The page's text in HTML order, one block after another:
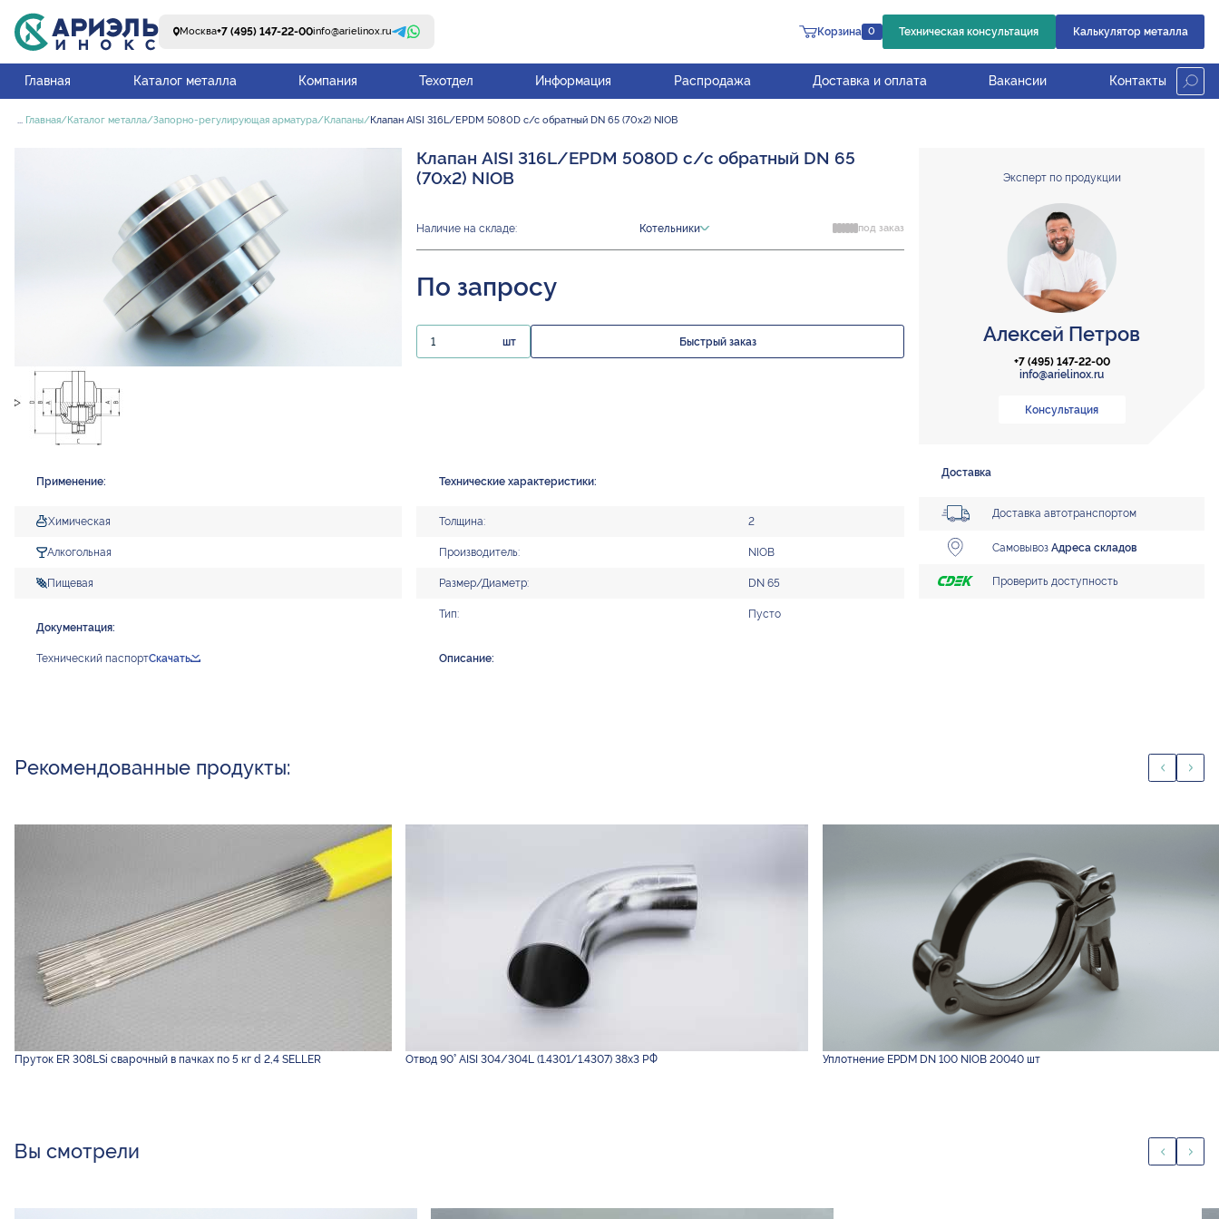
Москва+7 (495) 147-22-00info@arielinox.ru Корзина 0 Техническая консультация Калькулятор металла
Главная Каталог металла Компания Техотдел Информация Распродажа Доставка и оплата Вакансии Контакты
... Главная Каталог металла Запорно-регулирующая арматура Клапаны Клапан AISI 316L/EPDM 5080D с/с обратный DN 65 (70х2) NIOB
Клапан AISI 316L/EPDM 5080D с/с обратный DN 65
(70х2) NIOB
Наличие на складе: Котельники под заказ
По запросу
шт Быстрый заказ
Применение:
Химическая
Алкогольная
Пищевая
Документация:
Технический паспортСкачать
Технические характеристики:
Толщина: 2
Производитель: NIOB
Размер/Диаметр: DN 65
Тип: Пусто
Описание:
Эксперт по продукции
Алексей Петров
+7 (495) 147-22-00
info@arielinox.ru
Консультация
Доставка
Доставка автотранспортом
СамовывозАдреса складов
Проверить доступность
Рекомендованные продукты:
Пруток ER 308LSi сварочный в пачках по 5 кг d 2,4 SELLER Отвод 90° AISI 304/304L (1.4301/1.4307) 38х3 РФ Уплотнение EPDM DN 100 NIOB 20040 шт
Вы смотрели